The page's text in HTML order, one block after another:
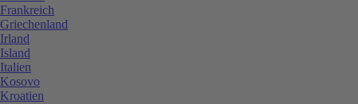
Frankreich
Griechenland
Irland
Island
Italien
Kosovo
Kroatien